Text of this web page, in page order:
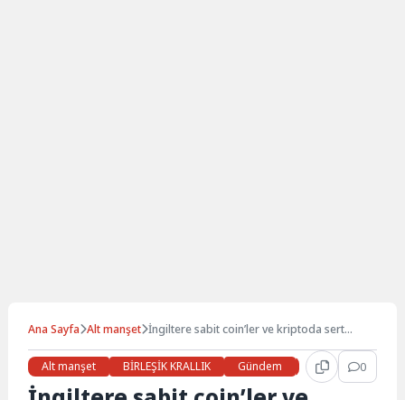
Ana Sayfa Alt manşet İngiltere sabit coin’ler ve kriptoda sert
Alt manşet
BİRLEŞİK KRALLIK Gündem Haberler 0